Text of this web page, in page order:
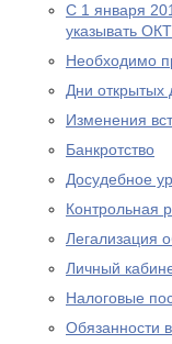
С 1 января
указывать
Необходимо
Дни открытых
Изменения
Банкротство
Досудебное
Контрольная
Легализация
Личный
Налоговые
Обязанности